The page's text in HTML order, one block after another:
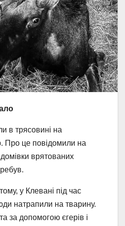
в трясовині на
Про це повідомили на
домівки врятованих
у Клевані під час
натрапили на тварину.
за допомогою єгерів і